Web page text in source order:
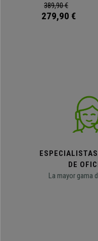
389,90 €
279,90 €
DE
La mayor gama